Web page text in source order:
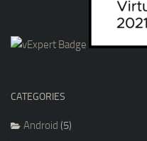
CATEGORIES
Android (5)